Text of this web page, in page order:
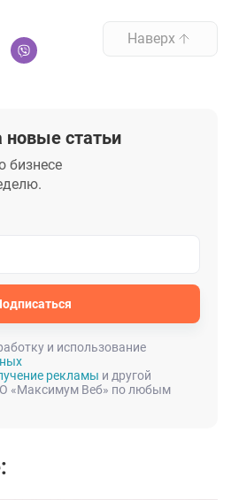
Наверх
новые статьи
бизнесе
и использование
рекламы и другой
«Максимум Веб» по любым